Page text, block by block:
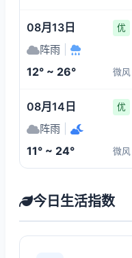
08月13日 优
阵雨
12° ~ 26° 微风
08月14日 优
阵雨
11° ~ 24° 微风
今日生活指数